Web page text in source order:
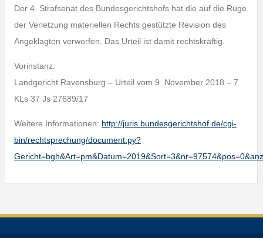
Der 4. Strafsenat des Bundesgerichtshofs hat die auf die Rüge
der Verletzung materiellen Rechts gestützte Revision des
Angeklagten verworfen. Das Urteil ist damit rechtskräftig.
Vorinstanz:
Landgericht Ravensburg – Urteil vom 9. November 2018 – 7
KLs 37 Js 27689/17
Weitere Informationen: http://juris.bundesgerichtshof.de/cgi-
bin/rechtsprechung/document.py?